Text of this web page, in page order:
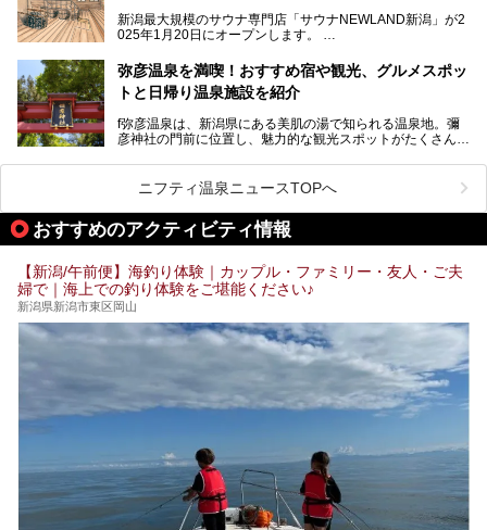
なお、宿泊した温泉は日帰り入浴もできる秘湯「越後田中温
泉 しなの荘」です。こちらについても詳しく紹介します。
提供元：一般社団法人 雪国観光舎【PR】
す。
新潟最大規模のサウナ専門店「サウナNEWLAND新潟」が2
025年1月20日にオープンします。
街に再び笑顔と賑わいを取り戻し、新たなランドマークとし
て地域活性化を目指します。
サウナ室のテーマは「海賊船」‥⁉ ユニークなサウナ室を
弥彦温泉を満喫！おすすめ宿や観光、グルメスポッ
トと日帰り温泉施設を紹介
f弥彦温泉は、新潟県にある美肌の湯で知られる温泉地。彌
彦神社の門前に位置し、魅力的な観光スポットがたくさんあ
この記事では、弥彦温泉の宿泊に最適なおすすめ宿や、日帰
り施設、グルメスポット、弥彦の自然を堪能できる観光スポ
ットをご紹介します。初めての弥彦温泉旅行を計画している
方に向けて、弥彦温泉の魅力を存分にお伝えしますので、ぜ
ひ参考にしてみてくださいね！
ニフティ温泉ニュースTOPへ
おすすめのアクティビティ情報
【新潟/午前便】海釣り体験｜カップル・ファミリー・友人・ご夫
婦で｜海上での釣り体験をご堪能ください♪
新潟県新潟市東区岡山